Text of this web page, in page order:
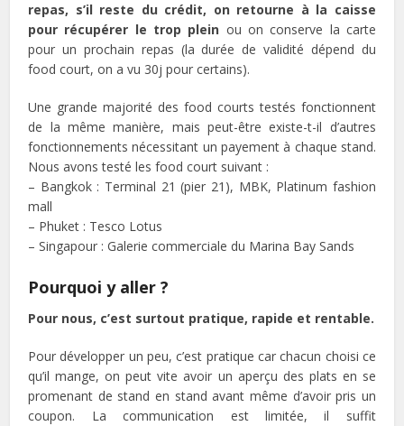
repas, s’il reste du crédit, on retourne à la caisse
pour récupérer le trop plein ou on conserve la carte
pour un prochain repas (la durée de validité dépend du
food court, on a vu 30j pour certains).
Une grande majorité des food courts testés fonctionnent
de la même manière, mais peut-être existe-t-il d’autres
fonctionnements nécessitant un payement à chaque stand.
Nous avons testé les food court suivant :
– Bangkok : Terminal 21 (pier 21), MBK, Platinum fashion
mall
– Phuket : Tesco Lotus
– Singapour : Galerie commerciale du Marina Bay Sands
Pourquoi y aller ?
Pour nous, c’est surtout pratique, rapide et rentable.
Pour développer un peu, c’est pratique car chacun choisi ce
qu’il mange, on peut vite avoir un aperçu des plats en se
promenant de stand en stand avant même d’avoir pris un
coupon. La communication est limitée, il suffit